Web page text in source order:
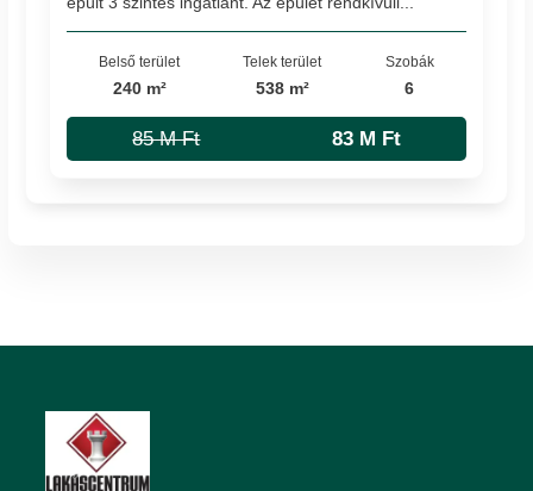
Belső terület
240 m²
Telek terület
538 m²
Szobák
6
85 M Ft 83 M Ft